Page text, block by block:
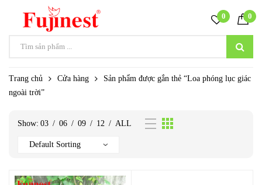
0 0
Trang chủ Cửa hàng
Sản phẩm được gắn thẻ “Loa phóng lục giác
ngoài trời”
Show: 03 / 06 / 09 / 12 / ALL